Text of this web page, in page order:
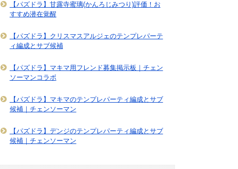
【パズドラ】甘露寺蜜璃(かんろじみつり)評価！お
すすめ潜在覚醒
【パズドラ】クリスマスアルジェのテンプレパーテ
ィ編成とサブ候補
【パズドラ】マキマ用フレンド募集掲示板｜チェン
ソーマンコラボ
【パズドラ】マキマのテンプレパーティ編成とサブ
候補｜チェンソーマン
【パズドラ】デンジのテンプレパーティ編成とサブ
候補｜チェンソーマン